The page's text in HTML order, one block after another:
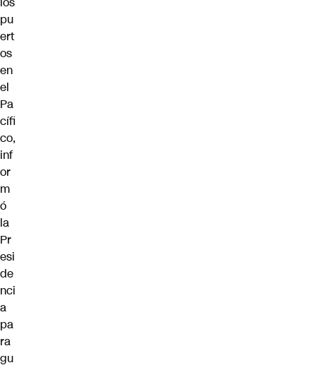
pu
ert
os
en
el
Pa
cífi
co,
inf
or
m
ó
la
Pr
esi
de
nci
a
pa
ra
gu